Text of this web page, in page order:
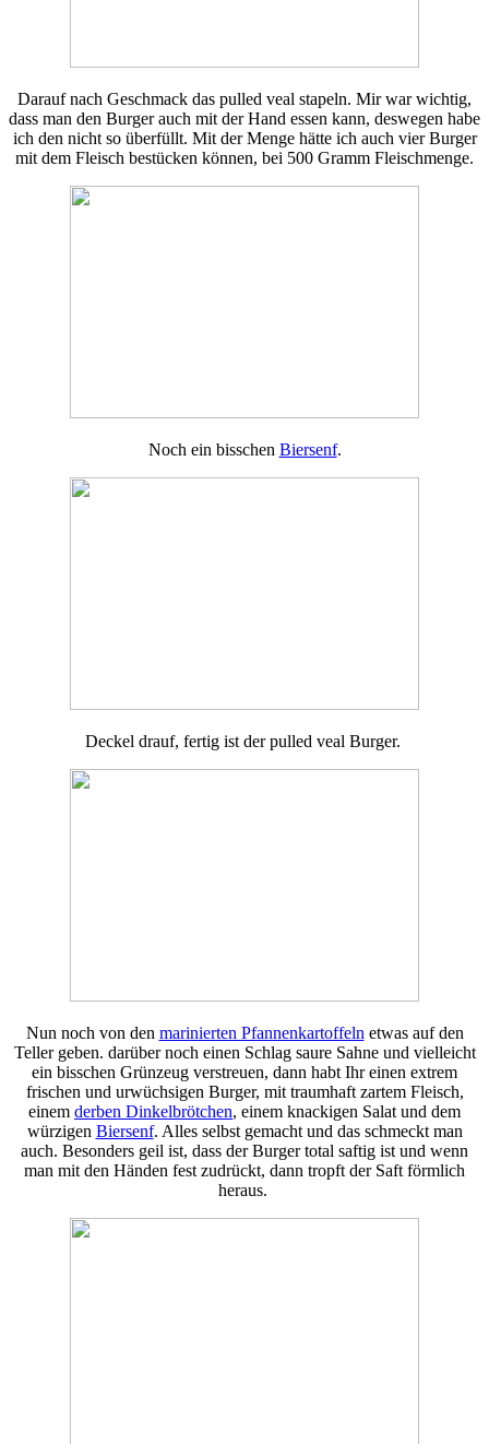
Darauf nach Geschmack das pulled veal stapeln. Mir war wichtig,
dass man den Burger auch mit der Hand essen kann, deswegen habe
ich den nicht so überfüllt. Mit der Menge hätte ich auch vier Burger
mit dem Fleisch bestücken können, bei 500 Gramm Fleischmenge.
Noch ein bisschen Biersenf.
Deckel drauf, fertig ist der pulled veal Burger.
Nun noch von den marinierten Pfannenkartoffelnetwas auf den
Teller geben. darüber noch einen Schlag saure Sahne und vielleicht
ein bisschen Grünzeug verstreuen, dann habt Ihr einen extrem
frischen und urwüchsigen Burger, mit traumhaft zartem Fleisch,
einem derben Dinkelbrötchen, einem knackigen Salat und dem
würzigen Biersenf. Alles selbst gemacht und das schmeckt man
auch. Besonders geil ist, dass der Burger total saftig ist und wenn
man mit den Händen fest zudrückt, dann tropft der Saft förmlich
heraus.